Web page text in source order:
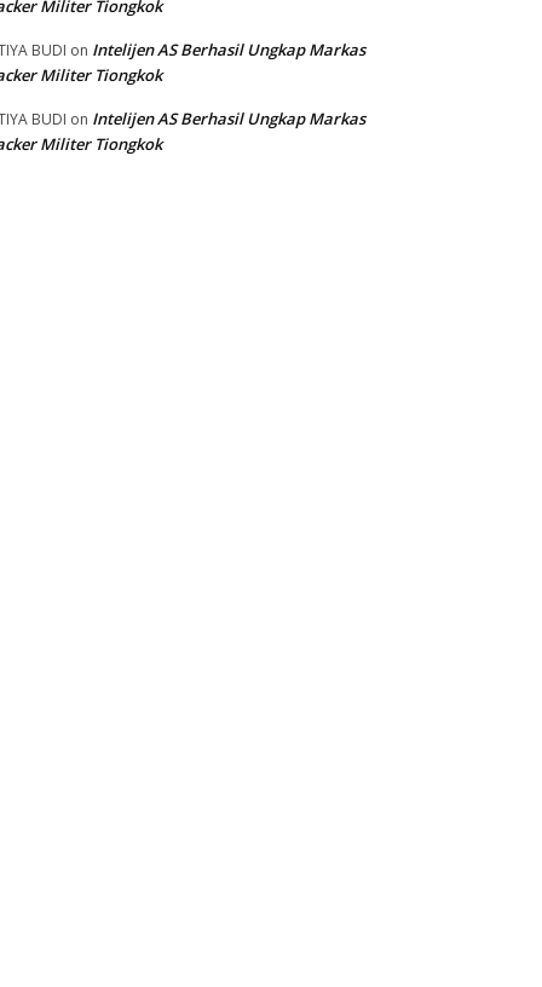
Militer Tiongkok
BUDI on Intelijen AS Berhasil Ungkap Markas
Militer Tiongkok
BUDI on Intelijen AS Berhasil Ungkap Markas
Militer Tiongkok